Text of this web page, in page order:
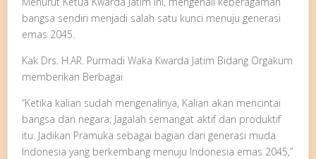
bangsa sendiri menjadi salah satu kunci menuju generasi
emas 2045.
Kak Drs. H.AR. Purmadi Waka Kwarda Jatim Bidang Orgakum
memberikan Berbagai
“Ketika kalian sudah mengenalinya, Kalian akan mencintai
bangsa dan negara, Jagalah semangat aktif dan produktif
itu. Jadikan Pramuka sebagai bagian dari generasi muda
Indonesia yang berkembang menuju Indonesia emas 2045,”